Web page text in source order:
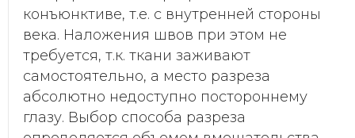
конъюнктиве, т.е. с внутренней стороны
века. Наложения швов при этом не
требуется, т.к. ткани заживают
самостоятельно, а место разреза
абсолютно недоступно постороннему
глазу. Выбор способа разреза